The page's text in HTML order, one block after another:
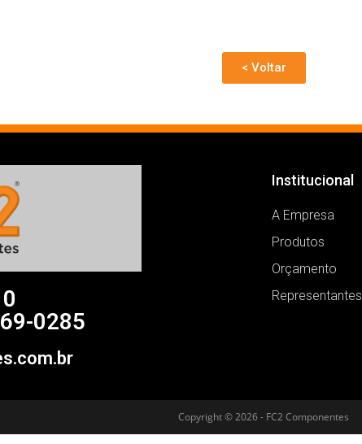
< Voltar
0285
Institucional
A Empresa
Produtos
Orçamento
Representantes
Copyright © 2026 - FC2 Componentes